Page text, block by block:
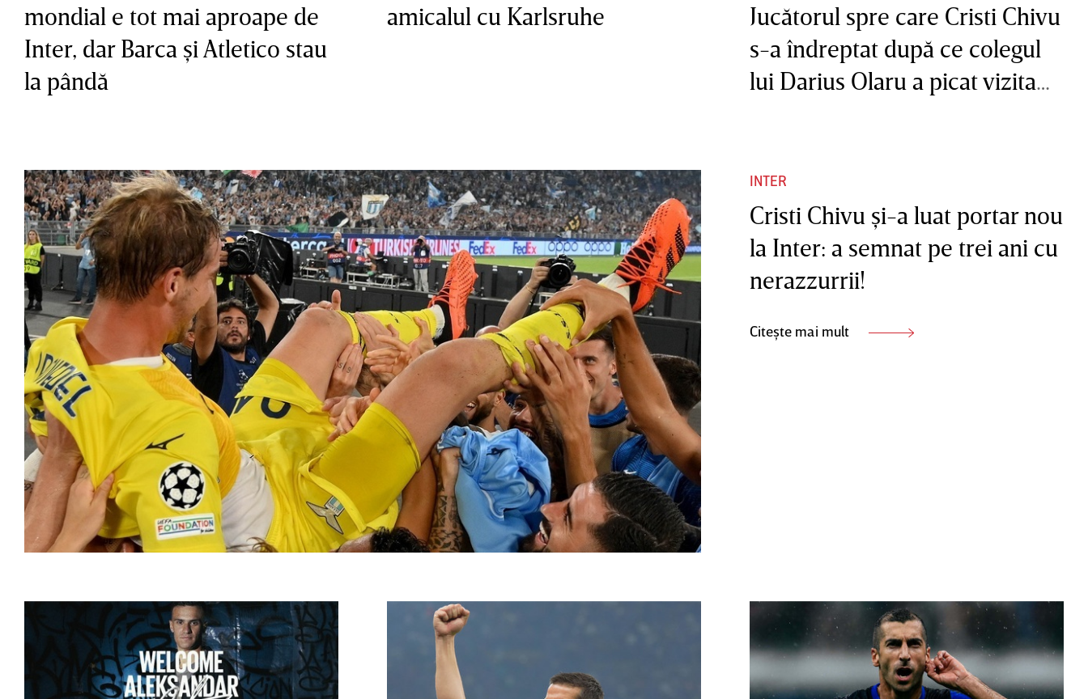
mondial e tot mai aproape de
Inter, dar Barca şi Atletico stau
la pândă
amicalul cu Karlsruhe
Jucătorul spre care Cristi Chivu
s-a îndreptat după ce colegul
lui Darius Olaru a picat vizita
INTER
Cristi Chivu şi-a luat portar nou
la Inter: a semnat pe trei ani cu
nerazzurrii!
Citește mai mult